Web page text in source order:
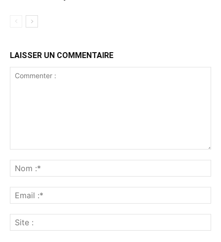
LAISSER UN COMMENTAIRE